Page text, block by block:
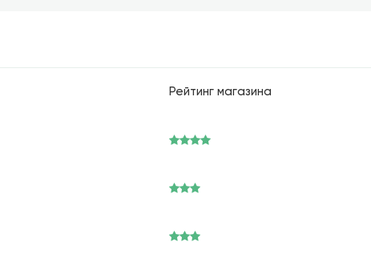
Рейтинг магазина